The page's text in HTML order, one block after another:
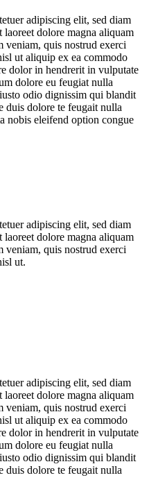
adipiscing elit, sed diam
dolore magna aliquam
quis nostrud exerci
ut aliquip ex ea commodo
dolor in hendrerit in vulputate
dolore eu feugiat nulla
odio dignissim qui blandit
duis dolore te feugait nulla
nobis eleifend option congue
adipiscing elit, sed diam
dolore magna aliquam
quis nostrud exerci
ut.
adipiscing elit, sed diam
dolore magna aliquam
quis nostrud exerci
ut aliquip ex ea commodo
dolor in hendrerit in vulputate
dolore eu feugiat nulla
odio dignissim qui blandit
duis dolore te feugait nulla